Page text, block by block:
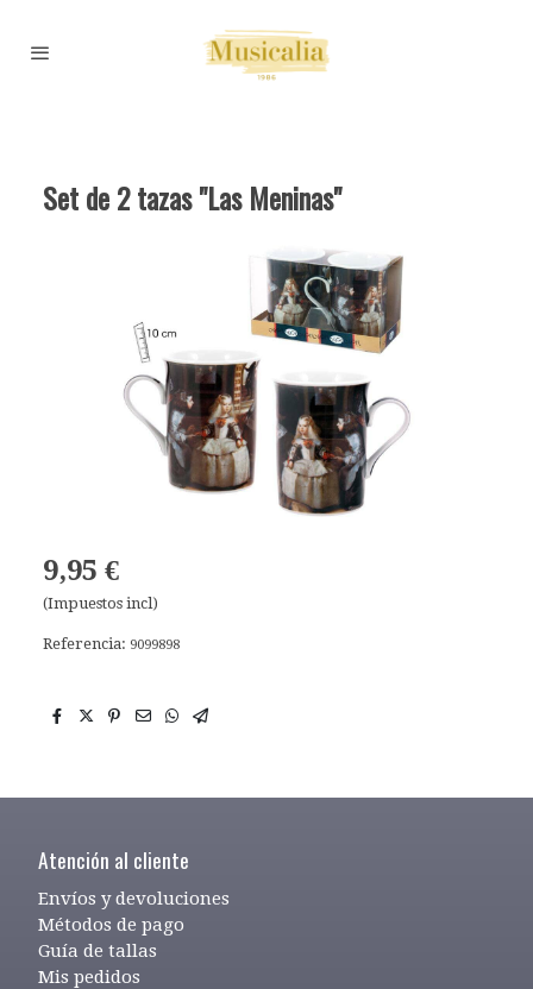
Set de 2 tazas "Las Meninas"
9,95 €
(Impuestos incl)
Referencia: 9099898
Atención al cliente
Envíos y devoluciones
Métodos de pago
Guía de tallas
Mis pedidos